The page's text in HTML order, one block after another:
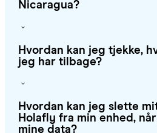
Nicaragua?
Hvordan kan jeg tjekke,
jeg har tilbage?
Hvordan kan jeg slette
Holafly fra min enhed,
mine data?